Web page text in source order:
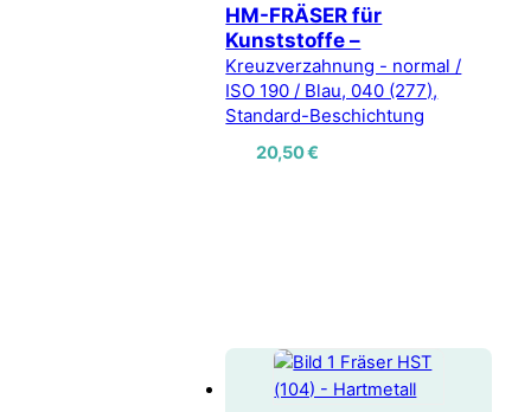
HM-FRÄSER für
Kunststoffe –
Kreuzverzahnung - normal /
ISO 190 / Blau, 040 (277),
Standard-Beschichtung
20,50€